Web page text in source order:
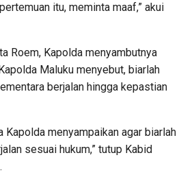
itu, meminta maaf,” akui
Roem, Kapolda menyambutnya
Maluku menyebut, biarlah
berjalan hingga kepastian
Kapolda menyampaikan agar biarlah
sesuai hukum,” tutup Kabid